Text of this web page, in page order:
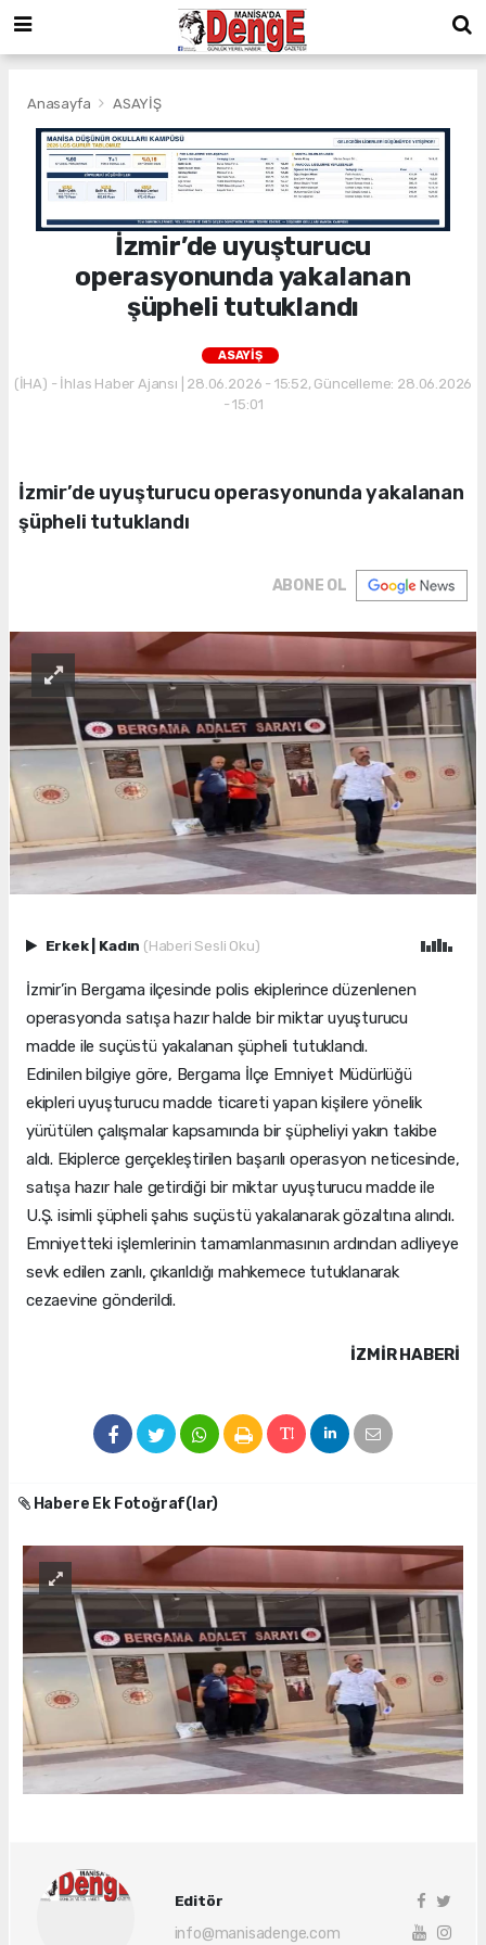
Anasayfa ASAYİŞ
İzmir’de uyuşturucu
operasyonunda yakalanan
şüpheli tutuklandı
ASAYİŞ
(İHA) - İhlas Haber Ajansı | 28.06.2026 - 15:52, Güncelleme: 28.06.2026
- 15:01
İzmir’de uyuşturucu operasyonunda yakalanan
şüpheli tutuklandı
ABONE OL
Erkek Kadın (Haberi Sesli Oku)
İzmir’in Bergama ilçesinde polis ekiplerince düzenlenen
operasyonda satışa hazır halde bir miktar uyuşturucu
madde ile suçüstü yakalanan şüpheli tutuklandı.
Edinilen bilgiye göre, Bergama İlçe Emniyet Müdürlüğü
ekipleri uyuşturucu madde ticareti yapan kişilere yönelik
yürütülen çalışmalar kapsamında bir şüpheliyi yakın takibe
aldı. Ekiplerce gerçekleştirilen başarılı operasyon neticesinde,
satışa hazır hale getirdiği bir miktar uyuşturucu madde ile
U.Ş. isimli şüpheli şahıs suçüstü yakalanarak gözaltına alındı.
Emniyetteki işlemlerinin tamamlanmasının ardından adliyeye
sevk edilen zanlı, çıkarıldığı mahkemece tutuklanarak
cezaevine gönderildi.
İZMIR HABERİ
Habere Ek Fotoğraf(lar)
Editör
info@manisadenge.com